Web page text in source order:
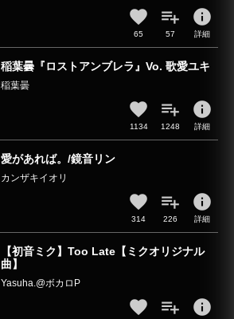
65 57
info
詳細
稲葉曇『ロストアンブレラ』Vo. 歌愛ユキ
稲葉曇
1134 1248
info
詳細
愛があれば。/鏡音リン
カンザキイオリ
314 226
info
詳細
【初音ミク】Too Late【ミクオリジナル
曲】
Yasuha.@ボカロP
info